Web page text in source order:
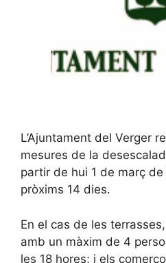
L’Ajuntament del Verger
mesures de la
partir de hui 1 de març
pròxims 14 dies.
En el cas de les
amb un màxim de 4
les 18 hores; i els